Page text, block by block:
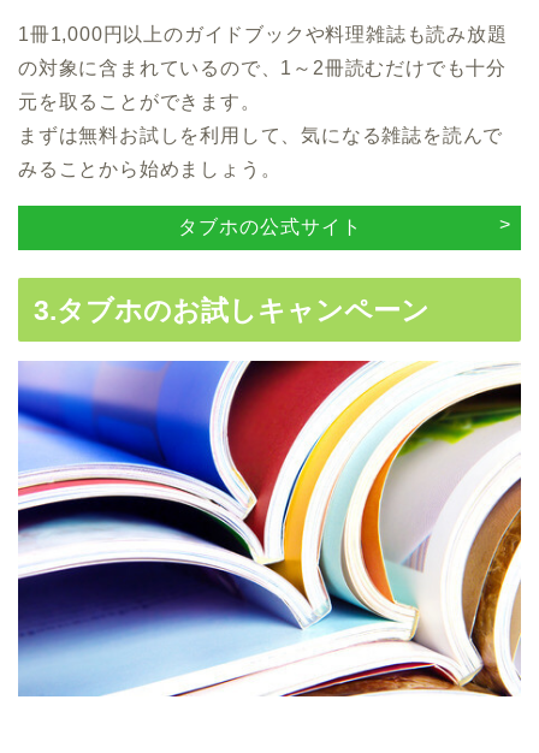
1冊1,000円以上のガイドブックや料理雑誌も読み放題
の対象に含まれているので、1～2冊読むだけでも十分
元を取ることができます。
まずは無料お試しを利用して、気になる雑誌を読んで
みることから始めましょう。
タブホの公式サイト
3.タブホのお試しキャンペーン